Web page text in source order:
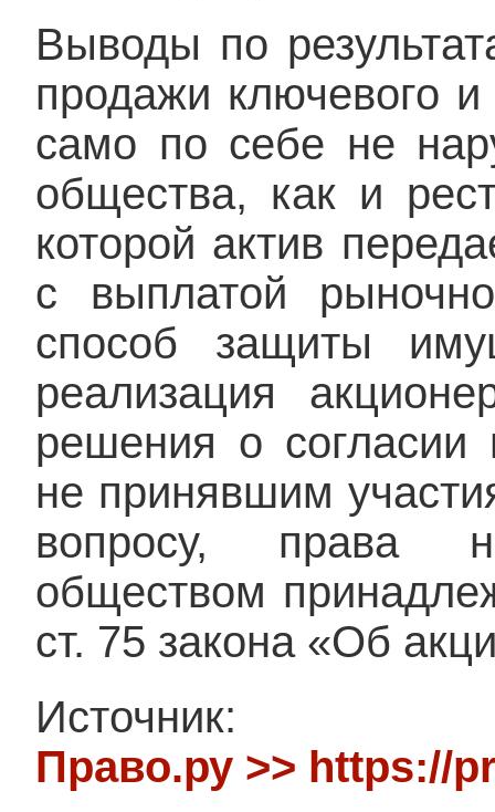
Выводы по
продажи ключевого и
само по себе не
общества, как и
которой актив
с выплатой
способ защиты
реализация
решения о
не принявшим
вопросу, права
обществом
ст. 75 закона «Об
Источник:
Право.ру >> https://